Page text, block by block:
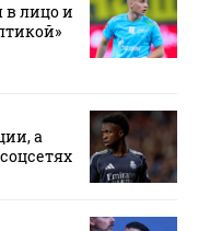
в лицо и
а